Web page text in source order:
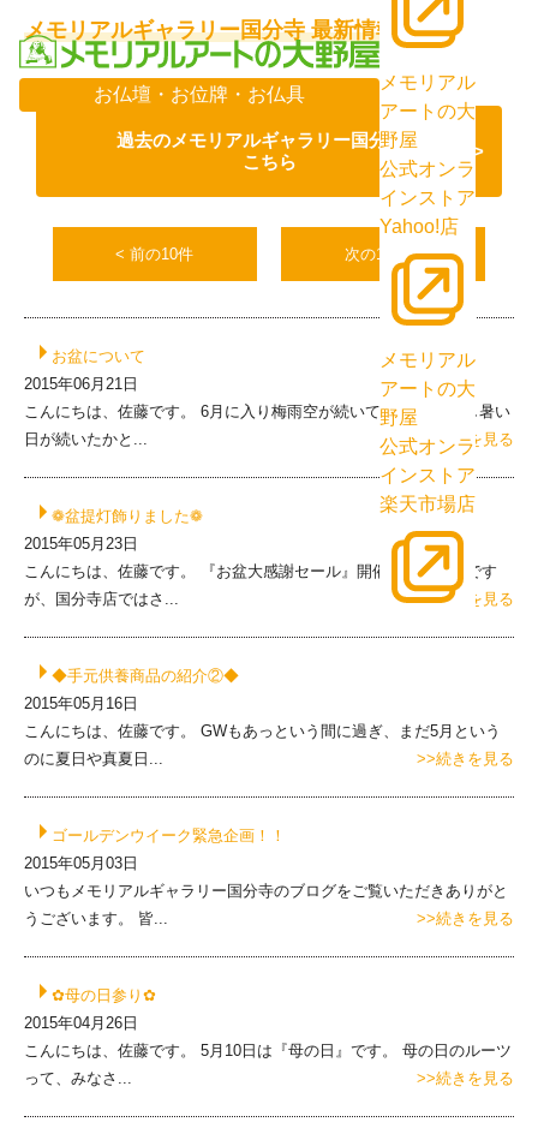
お仏壇・お位牌・お仏具
メモリアル
アートの大
野屋
公式オンラ
インストア
Yahoo!店
メモリアル
アートの大
野屋
公式オンラ
インストア
楽天市場店
メモリアルギャラリー国分寺 最新情報一覧
過去のメモリアルギャラリー国分寺は
こちら
< 前の10件 次の10件 >
お盆について
2015年06月21日
こんにちは、佐藤です。 6月に入り梅雨空が続いています☂ 蒸し暑い
日が続いたかと...
>>続きを見る
❁盆提灯飾りました❁
2015年05月23日
こんにちは、佐藤です。 『お盆大感謝セール』開催中の大野屋です
が、国分寺店ではさ...
>>続きを見る
◆手元供養商品の紹介②◆
2015年05月16日
こんにちは、佐藤です。 GWもあっという間に過ぎ、まだ5月という
のに夏日や真夏日...
>>続きを見る
ゴールデンウイーク緊急企画！！
2015年05月03日
いつもメモリアルギャラリー国分寺のブログをご覧いただきありがと
うございます。 皆...
>>続きを見る
✿母の日参り✿
2015年04月26日
こんにちは、佐藤です。 5月10日は『母の日』です。 母の日のルーツ
って、みなさ...
>>続きを見る